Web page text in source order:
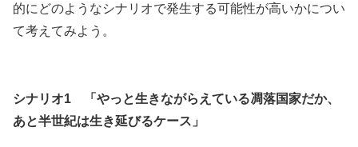
的にどのようなシナリオで発生する可能性が高いかについ
て考えてみよう。
シナリオ1 「やっと生きながらえている凋落国家だか、
あと半世紀は生き延びるケース」